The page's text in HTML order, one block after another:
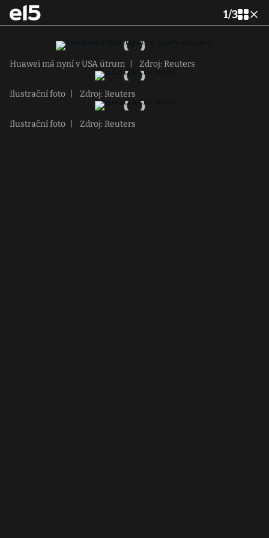
1/3
Huawei má nyní v USA útrum Zdroj: Reuters
Ilustrační foto Zdroj: Reuters
Ilustrační foto Zdroj: Reuters